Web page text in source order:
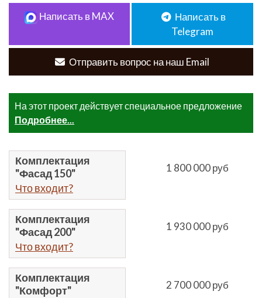
Написать в MAX
Написать в
Telegram
Отправить вопрос на наш Email
На этот проект действует специальное предложение
Подробнее...
Комплектация
"Фасад 150"
Что входит?
1 800 000 руб
Комплектация
"Фасад 200"
Что входит?
1 930 000 руб
Комплектация
"Комфорт"
2 700 000 руб